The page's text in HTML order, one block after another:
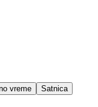
vreme Satnica